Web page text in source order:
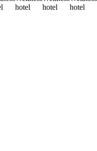
hotel
hotel
hotel